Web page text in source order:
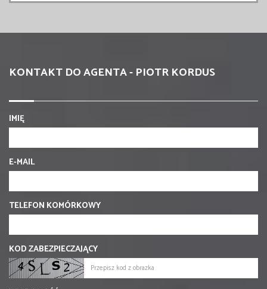
KONTAKT DO AGENTA - PIOTR KORDUS
IMIĘ
E-MAIL
TELEFON KOMÓRKOWY
KOD ZABEZPIECZAJĄCY